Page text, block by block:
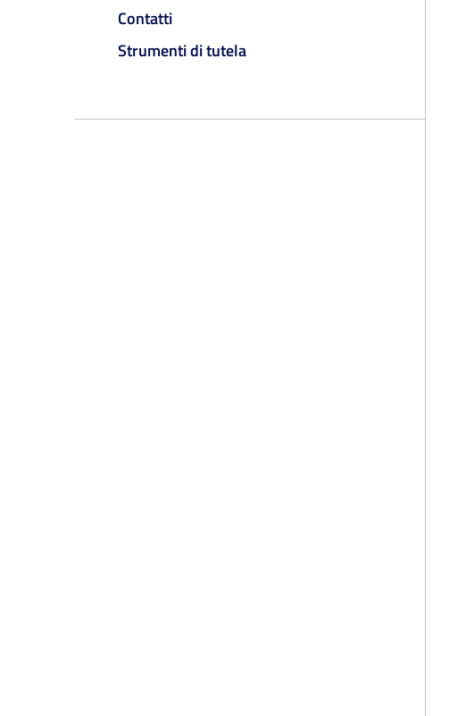
Contatti
Strumenti di tutela